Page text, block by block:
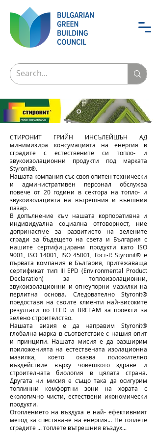
СТИРОНИТ ГРИЙН ИНСЪЛЕЙШЪН АД
минимизира консумацията на енергия в
сградите с естествените си топло- и
звукоизолационни продукти под марката
Styronit®.
Нашата компания със своя опитен технически
и административен персонал обслужва
повече от 20 години в сектора на топло- и
звукоизолацията на вътрешния и външния
пазар.
В допълнение към нашата корпоративна и
индивидуална социална отговорност, ние
допринасяме за развитието на зелените
сгради за бъдещето на света и България с
нашите сертифицирани продукти като ISO
9001, ISO 14001, ISO 45001, Гост-Р. Styronit® е
първата компания в България, притежаваща
сертификат тип III EPD (Environmental Product
Declaration) за топлоизолационни,
звукоизолационни и огнеупорни мазилки на
перлитна основа. Следователно Styronit®
предоставя на своите клиенти най-високите
резултати по LEED и BREEAM за проекти за
зелено строителство.
Нашата визия е да направим Styronit®
глобална марка в съответствие с нашия опит
и принципи. Нашата мисия е да разширим
приложенията на естествената изолационна
мазилка, което оказва положително
въздействие върху човешкото здраве и
строителната биология в цялата страна.
Другата ни мисия е също така да осигурим
топлинни комфортни зони на хората с
екологично чисти, естествени икономически
продукти.
Oтоплението на въздуха е най- ефективният
метод за спестяване на енергия… Не топлете
сградите ... топлете вътрешния въздух...